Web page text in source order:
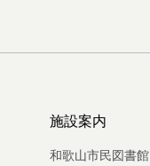
施設案内
和歌山市民図書館